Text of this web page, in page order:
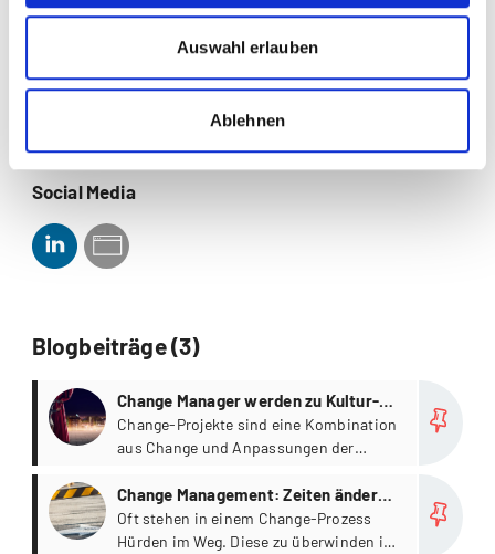
Auswahl erlauben
Ablehnen
Organisationsentwicklung
Personalentwicklung
Social Media
Blogbeiträge (3)
Change Manager werden zu Kultur-
Managern
Change-Projekte sind eine Kombination
aus Change und Anpassungen der
Change Management: Zeiten ändern
sich. Nicht. Gern.
Oft stehen in einem Change-Prozess
Hürden im Weg. Diese zu überwinden ist